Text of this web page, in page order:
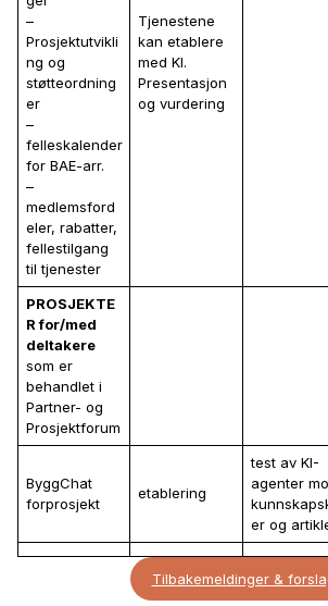
–
Prosjektutvikli
ng og
støtteordning
er
–
felleskalender
for BAE-arr.
–
medlemsford
eler, rabatter,
fellestilgang
til tjenester
Tjenestene
kan etablere
med KI.
Presentasjon
og vurdering
PROSJEKTE
R for/med
deltakere
som er
behandlet i
Partner- og
Prosjektforum
ByggChat
forprosjekt
etablering
test av KI-
agenter
er og
Tilbakemeldinger &